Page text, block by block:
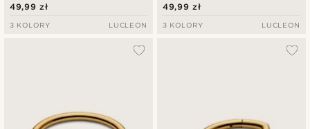
49,99 zł
3 KOLORY LUCLEON
49,99 zł
3 KOLORY LUCLEON